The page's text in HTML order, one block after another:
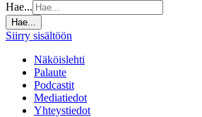
Hae...
Hae...
Siirry sisältöön
Näköislehti
Palaute
Podcastit
Mediatiedot
Yhteystiedot